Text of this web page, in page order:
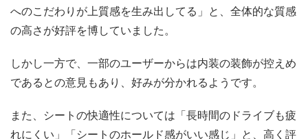
へのこだわりが上質感を生み出してる」と、全体的な質感
の高さが好評を博していました。
しかし一方で、一部のユーザーからは内装の装飾が控えめ
であるとの意見もあり、好みが分かれるようです。
また、シートの快適性については「長時間のドライブも疲
れにくい」「シートのホールド感がいい感じ」と、高く評